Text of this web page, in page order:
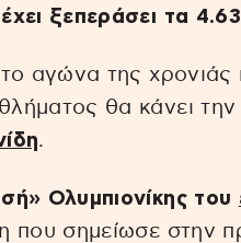
ξεπεράσει τα
αγώνα της χρονιάς
θα κάνει
.
Ολυμπιονίκης του
που σημείωσε στην